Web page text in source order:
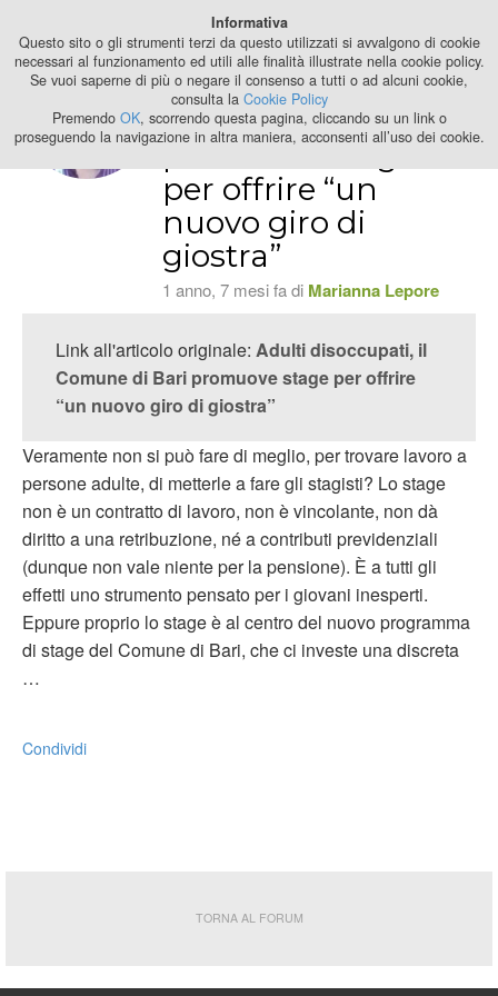
2024
Adulti disoccupati,
il Comune di Bari
promuove stage
per offrire “un
nuovo giro di
giostra”
1 anno, 7 mesi fa di Marianna Lepore
Link all'articolo originale: Adulti disoccupati, il
Comune di Bari promuove stage per offrire
“un nuovo giro di giostra”
Veramente non si può fare di meglio, per trovare lavoro a
persone adulte, di metterle a fare gli stagisti? Lo stage
non è un contratto di lavoro, non è vincolante, non dà
diritto a una retribuzione, né a contributi previdenziali
(dunque non vale niente per la pensione). È a tutti gli
effetti uno strumento pensato per i giovani inesperti.
Eppure proprio lo stage è al centro del nuovo programma
di stage del Comune di Bari, che ci investe una discreta
…
Condividi
TORNA AL FORUM
Informativa
Questo sito o gli strumenti terzi da questo utilizzati si avvalgono di cookie
necessari al funzionamento ed utili alle finalità illustrate nella cookie policy.
Se vuoi saperne di più o negare il consenso a tutti o ad alcuni cookie,
consulta la Cookie Policy
Premendo OK, scorrendo questa pagina, cliccando su un link o
proseguendo la navigazione in altra maniera, acconsenti all’uso dei cookie.